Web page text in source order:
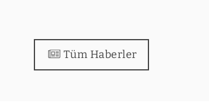
Tüm Haberler